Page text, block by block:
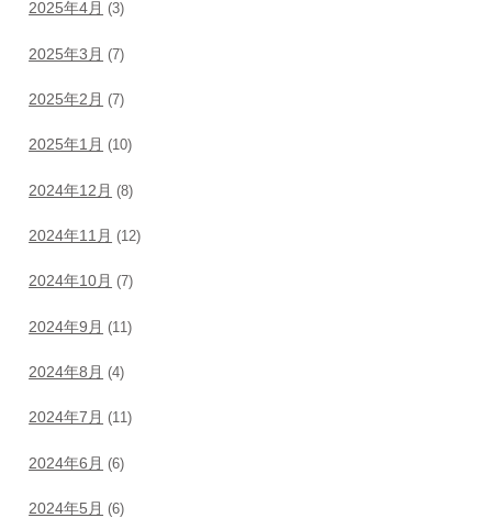
2025年4月 (3)
2025年3月 (7)
2025年2月 (7)
2025年1月 (10)
2024年12月 (8)
2024年11月 (12)
2024年10月 (7)
2024年9月 (11)
2024年8月 (4)
2024年7月 (11)
2024年6月 (6)
2024年5月 (6)